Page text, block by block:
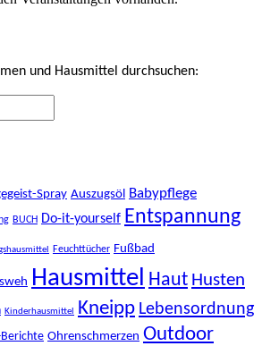
und Hausmittel durchsuchen:
Spray Auszugsöl Babypflege
BUCH Do-it-yourself Entspannung
Feuchttücher Fußbad
Hausmittel Haut Husten
Kinderhausmittel Kneipp Lebensordnung
Ohrenschmerzen Outdoor